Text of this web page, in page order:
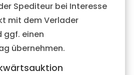
Spediteur bei Interesse
mit dem Verlader
ggf. einen
übernehmen.